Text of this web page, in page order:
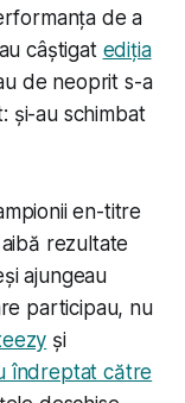
de a
câștigat ediția
de neoprit s-a
și-au schimbat
en-titre
rezultate
ajungeau
participau, nu
și
îndreptat către